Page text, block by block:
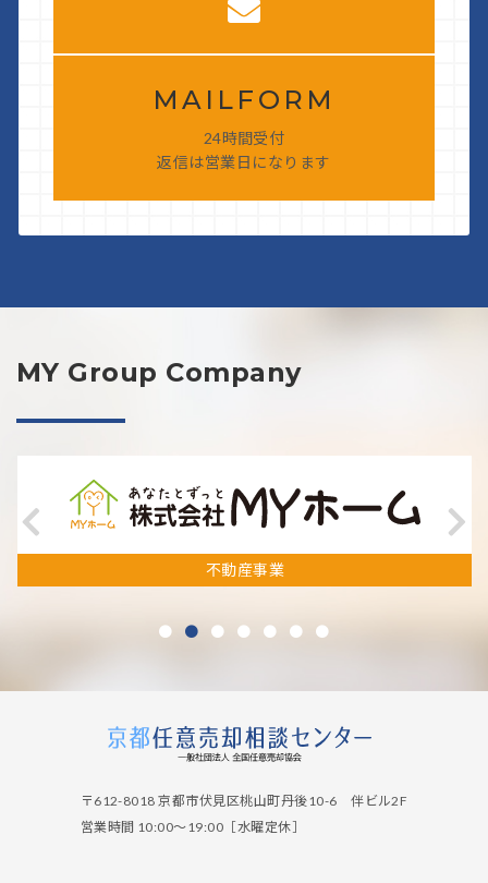
MAILFORM
24時間受付
返信は営業日になります
MY Group Company
不動産事業
〒612-8018 京都市伏見区桃山町丹後10-6 伴ビル2F
営業時間 10:00～19:00［水曜定休］